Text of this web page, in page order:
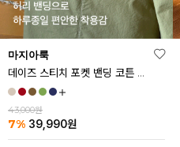
마지아룩
데이즈 스티치 포켓 밴딩 코튼 반바지
43,000원
7% 39,990원